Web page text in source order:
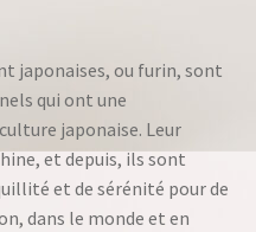
japonaises, ou furin, sont
qui ont une
japonaise. Leur
et depuis, ils sont
et de sérénité pour de
dans le monde et en